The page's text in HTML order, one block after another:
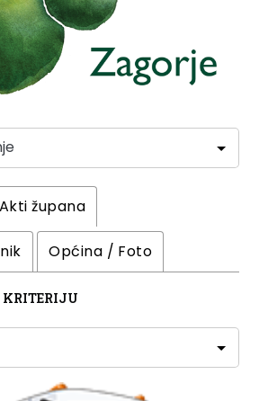
Akti župana
Općina / Foto
KRITERIJU